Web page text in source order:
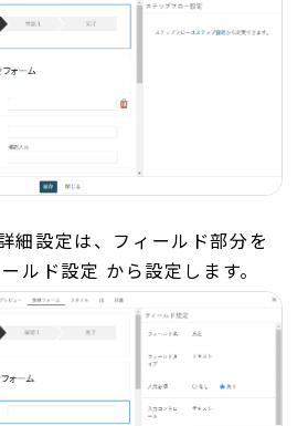
細設定は、フィールド部分を
ルド設定 から設定します。